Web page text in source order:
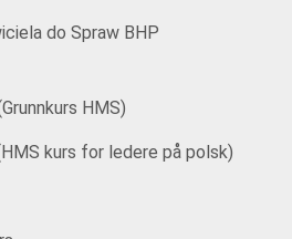
do Spraw BHP
HMS)
kurs for ledere på polsk)